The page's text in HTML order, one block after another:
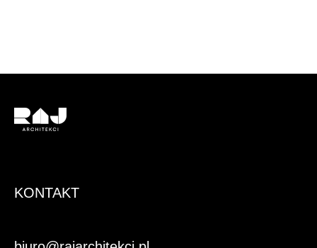
Logo
KONTAKT